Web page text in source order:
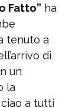
Fatto” ha
tenuto a
di
un
la
ciao a tutti